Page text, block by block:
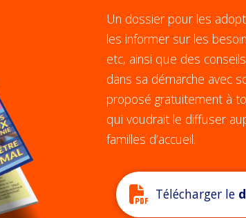
Un dossier pour les
les informer sur les
etc, ainsi que des
dans sa démarche avec
proposé gratuitement à
qui voudrait le diffuser
familles d’accueil.
Télécharger le